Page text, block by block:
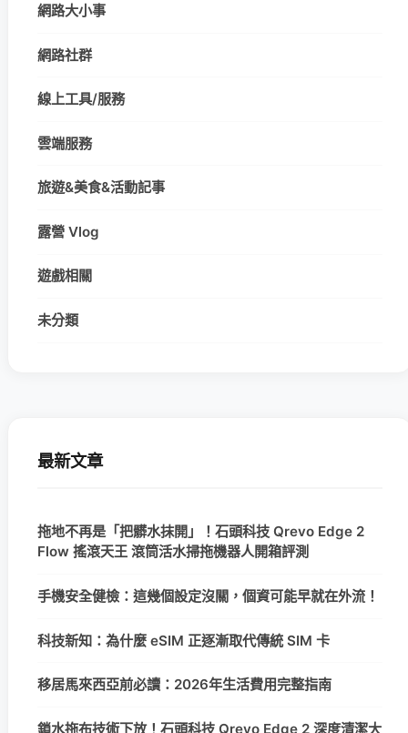
網路大小事
網路社群
線上工具/服務
雲端服務
旅遊&美食&活動記事
露營 Vlog
遊戲相關
未分類
最新文章
拖地不再是「把髒水抹開」！石頭科技 Qrevo Edge 2
Flow 搖滾天王 滾筒活水掃拖機器人開箱評測
手機安全健檢：這幾個設定沒關，個資可能早就在外流！
科技新知：為什麼 eSIM 正逐漸取代傳統 SIM 卡
移居馬來西亞前必讀：2026年生活費用完整指南
鎖水拖布技術下放！石頭科技 Qrevo Edge 2 深度清潔大